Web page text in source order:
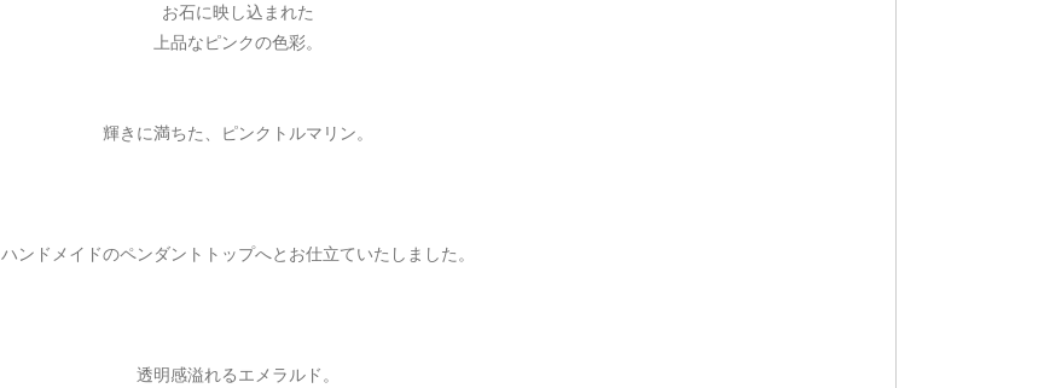
お石に映し込まれた
上品なピンクの色彩。
輝きに満ちた、ピンクトルマリン。
ハンドメイドのペンダントトップへとお仕立ていたしました。
透明感溢れるエメラルド。